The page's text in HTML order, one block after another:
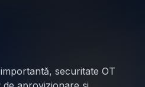
securitate OT